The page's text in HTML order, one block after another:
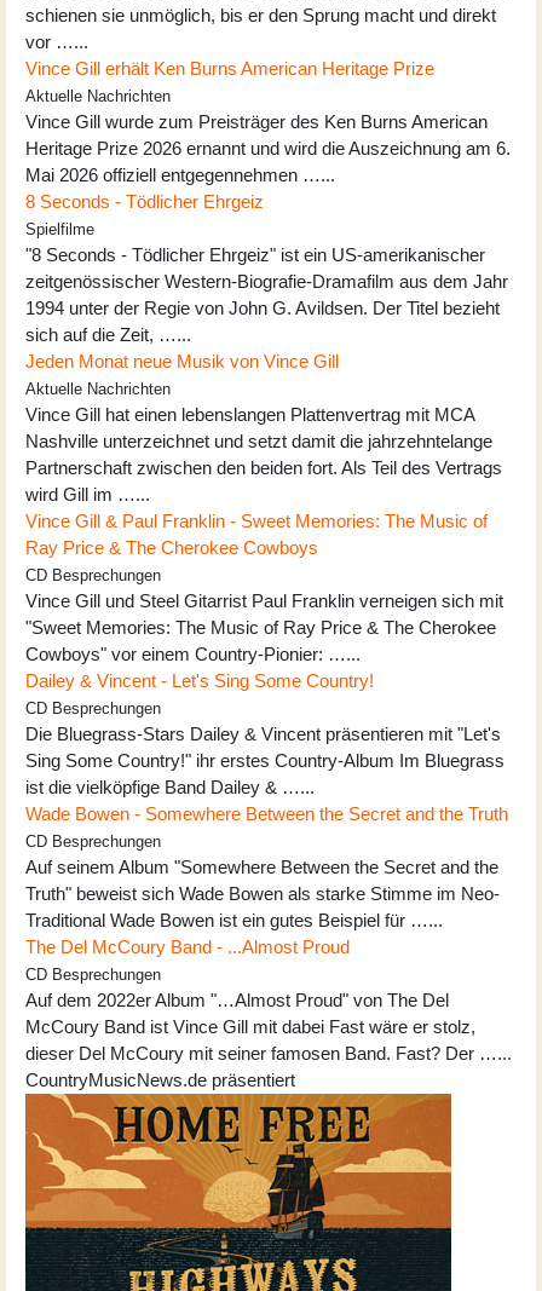
schienen sie unmöglich, bis er den Sprung macht und direkt
vor …...
Vince Gill erhält Ken Burns American Heritage Prize
Aktuelle Nachrichten
Vince Gill wurde zum Preisträger des Ken Burns American
Heritage Prize 2026 ernannt und wird die Auszeichnung am 6.
Mai 2026 offiziell entgegennehmen …...
8 Seconds - Tödlicher Ehrgeiz
Spielfilme
"8 Seconds - Tödlicher Ehrgeiz" ist ein US-amerikanischer
zeitgenössischer Western-Biografie-Dramafilm aus dem Jahr
1994 unter der Regie von John G. Avildsen. Der Titel bezieht
sich auf die Zeit, …...
Jeden Monat neue Musik von Vince Gill
Aktuelle Nachrichten
Vince Gill hat einen lebenslangen Plattenvertrag mit MCA
Nashville unterzeichnet und setzt damit die jahrzehntelange
Partnerschaft zwischen den beiden fort. Als Teil des Vertrags
wird Gill im …...
Vince Gill & Paul Franklin - Sweet Memories: The Music of
Ray Price & The Cherokee Cowboys
CD Besprechungen
Vince Gill und Steel Gitarrist Paul Franklin verneigen sich mit
"Sweet Memories: The Music of Ray Price & The Cherokee
Cowboys" vor einem Country-Pionier: …...
Dailey & Vincent - Let's Sing Some Country!
CD Besprechungen
Die Bluegrass-Stars Dailey & Vincent präsentieren mit "Let's
Sing Some Country!" ihr erstes Country-Album Im Bluegrass
ist die vielköpfige Band Dailey & …...
Wade Bowen - Somewhere Between the Secret and the Truth
CD Besprechungen
Auf seinem Album "Somewhere Between the Secret and the
Truth" beweist sich Wade Bowen als starke Stimme im Neo-
Traditional Wade Bowen ist ein gutes Beispiel für …...
The Del McCoury Band - ...Almost Proud
CD Besprechungen
Auf dem 2022er Album "…Almost Proud" von The Del
McCoury Band ist Vince Gill mit dabei Fast wäre er stolz,
dieser Del McCoury mit seiner famosen Band. Fast? Der …...
CountryMusicNews.de präsentiert